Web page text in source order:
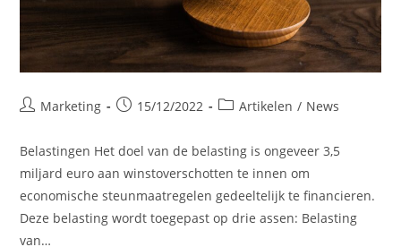
PostMarketing
Post15/12/2022
PostArtikelen / News
Belastingen Het doel van de belasting is ongeveer 3,5
miljard euro aan winstoverschotten te innen om
economische steunmaatregelen gedeeltelijk te financieren.
Deze belasting wordt toegepast op drie assen: Belasting
van…